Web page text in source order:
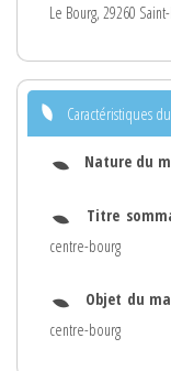
Le Bourg, 29260
Caractéristiques
Nature du
Titre
centre-bourg
Objet du
centre-bourg